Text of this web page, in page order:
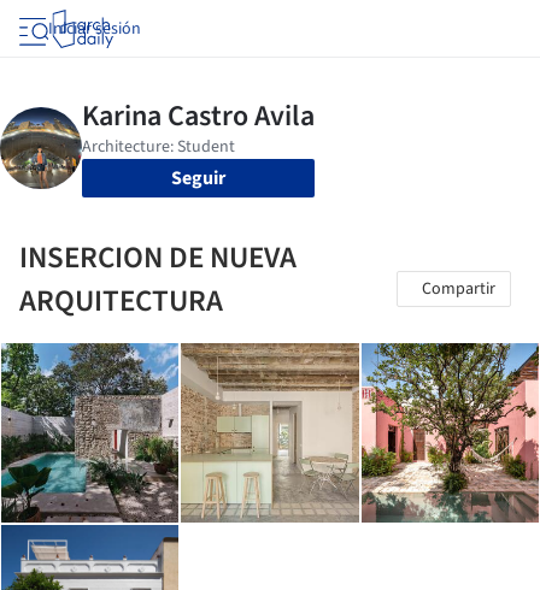
Iniciar sesión
Seguir
INSERCION DE NUEVA
ARQUITECTURA
Compartir